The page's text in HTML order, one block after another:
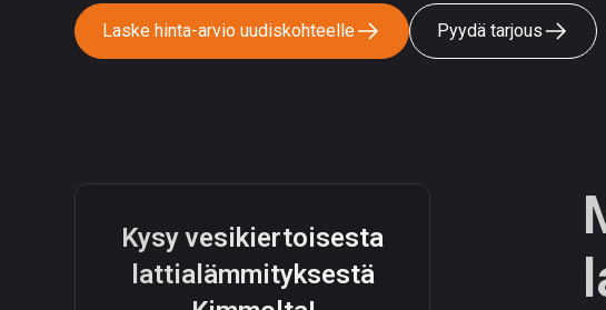
Laske hinta-arvio uudiskohteelle Pyydä tarjous
Kysy vesikiertoisesta
lattialämmityksestä